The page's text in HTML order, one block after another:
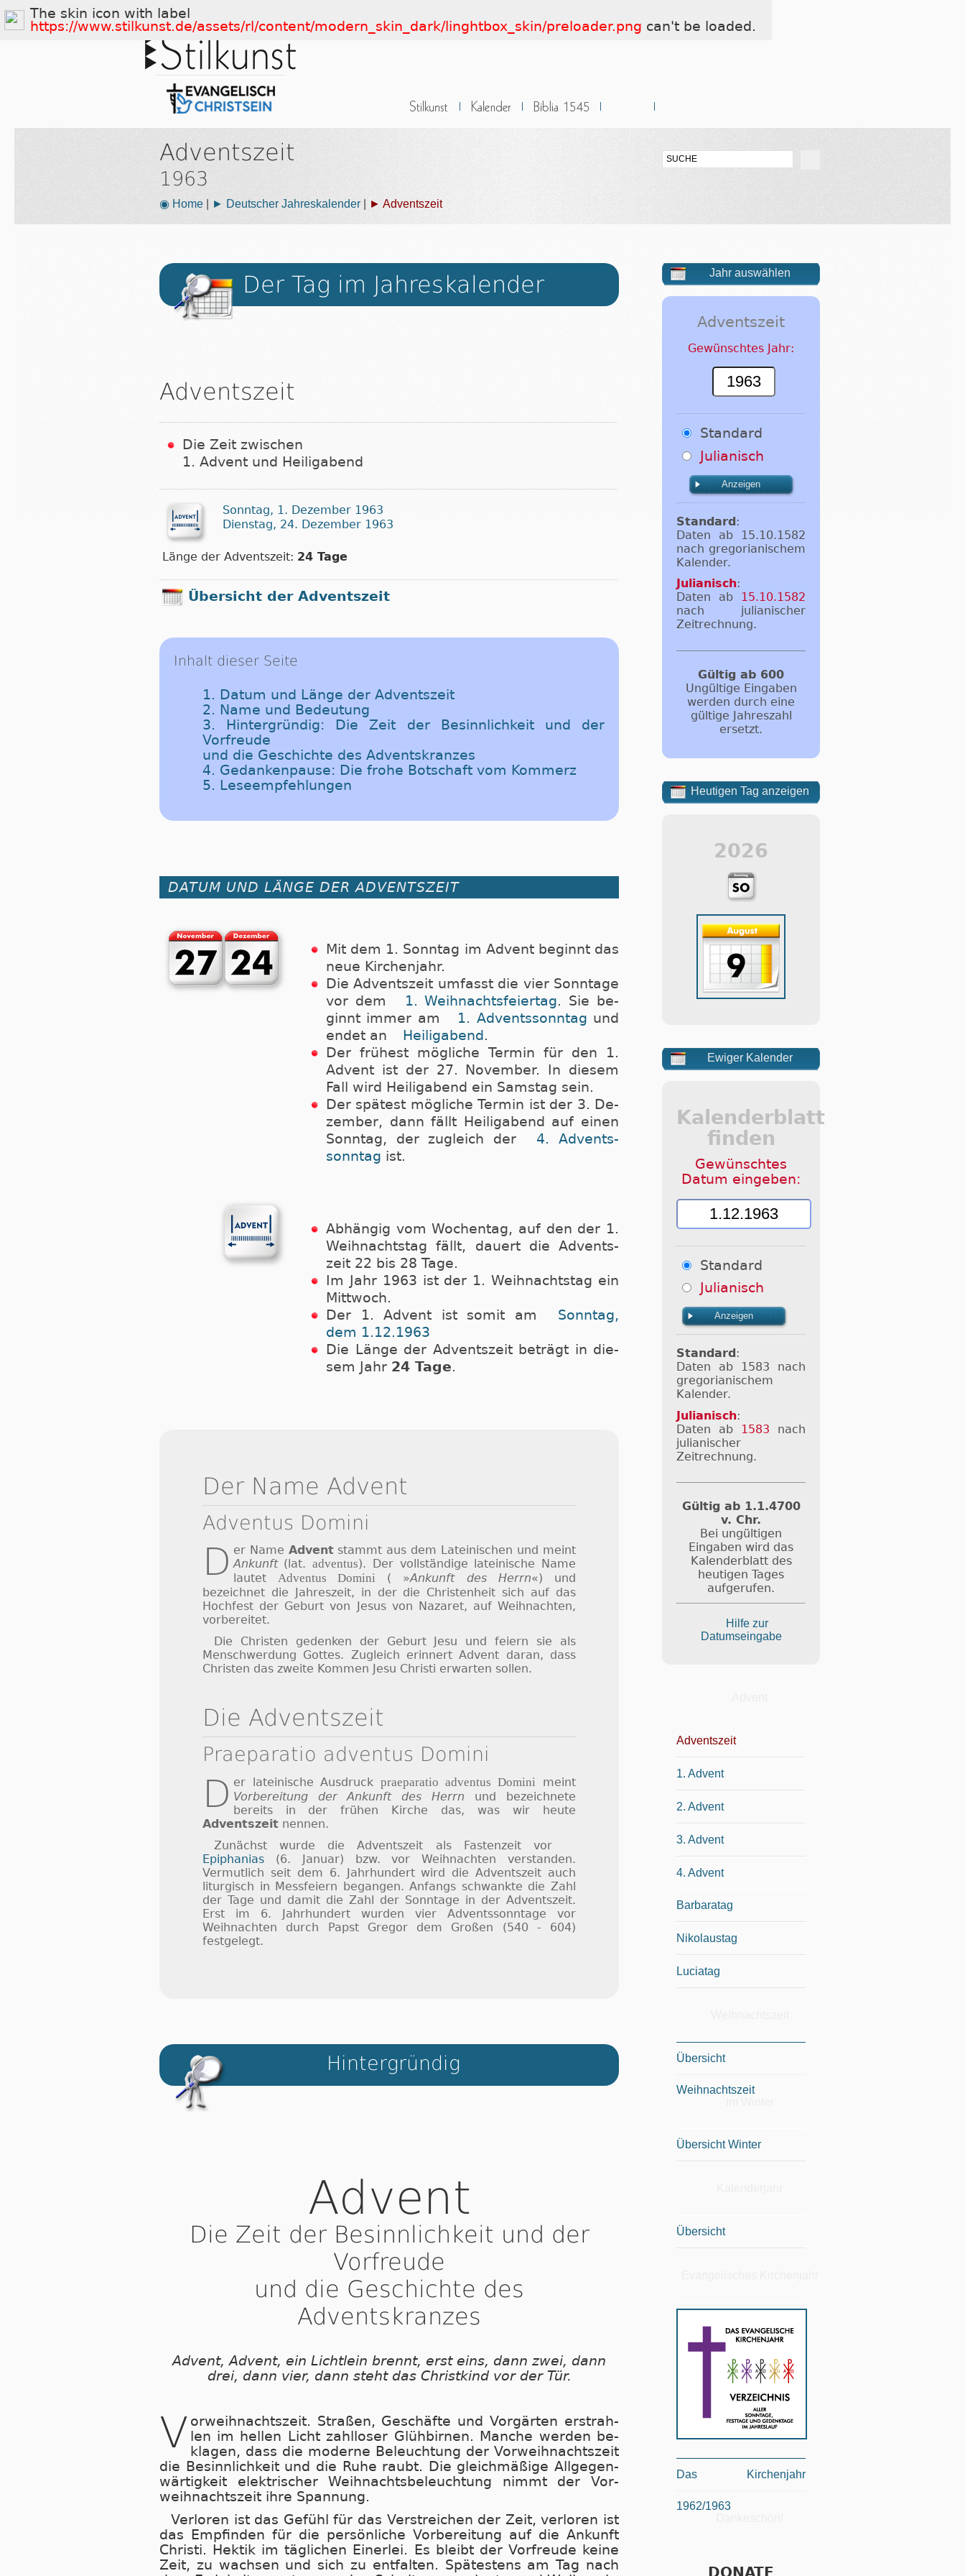
Adventszeit
1963
◉ Home ► Deutscher Jahreskalender ► Adventszeit
Der Tag im Jahreskalender
Adventszeit
Die Zeit zwischen
1. Advent und Heiligabend
Sonntag, 1. Dezember 1963
Dienstag, 24. Dezember 1963
Länge der Adventszeit: 24 Tage
Übersicht der Adventszeit
Inhalt dieser Seite
1. Datum und Länge der Adventszeit
2. Name und Bedeutung
3. Hintergründig: Die Zeit der Besinnlichkeit und der
Vorfreude
und die Geschichte des Adventskranzes
4. Gedankenpause: Die frohe Botschaft vom Kommerz
5. Leseempfehlungen
DATUM UND LÄNGE DER ADVENTSZEIT
Mit dem 1. Sonntag im Advent be­ginnt das
neue Kir­chen­jahr.
Die Adventszeit umfasst die vier Sonn­ta­ge
vor dem
1. Weih­nachts­fei­er­tag. Sie be­
ginnt im­mer am
1. Ad­vents­sonn­tag und
en­det an
Hei­lig­abend .
Der frühest mögliche Ter­min für den 1.
Ad­vent ist der 27. No­vem­ber. In die­sem
Fall wird Hei­lig­abend ein Sams­tag sein.
Der spätest mögliche Ter­min ist der 3. De­
zemb­er, dann fällt Hei­lig­abend auf einen
Sonn­tag, der zu­gleich der
4. Ad­vents­
sonn­tag ist.
Abhängig vom Wochentag, auf den der 1.
Weih­nachts­tag fällt, dau­ert die Ad­vents­
zeit 22 bis 28 Tage.
Im Jahr 1963 ist der 1. Weih­nachts­tag ein
Mittwoch.
Der 1. Advent ist so­mit am
Sonn­tag,
dem 1.12.1963
Die Länge der Ad­vents­zeit be­trägt in die­
sem Jahr 24 Ta­ge.
Der Name Advent
Adventus Domini
D er Name Adventstammt aus dem Lateinischen und meint
Ankunft(lat.adventus). Der vollständige lateinische Name
lautet Adventus Domini ( »Ankunft des Herrn«) und
bezeichnet die Jahreszeit, in der die Christenheit sich auf das
Hochfest der Geburt von Jesus von Nazaret, auf Weihnachten,
vorbereitet.
Die Christen gedenken der Geburt Jesu und feiern sie als
Menschwerdung Gottes. Zugleich erinnert Advent daran, dass
Christen das zweite Kommen Jesu Christi erwarten sollen.
Die Adventszeit
Praeparatio adventus Domini
D er lateinische Ausdruckpraeparatio adventus Domini
meint
Vorbereitung der Ankunft des Herrn und bezeichnete
bereits in der frühen Kirche das, was wir heute
Adventszeit nennen.
Zunächst wurde die Adventszeit als Fastenzeit vor
Epiphanias (6. Januar) bzw. vor Weihnachten verstanden.
Vermutlich seit dem 6. Jahrhundert wird die Adventszeit auch
liturgisch in Messfeiern begangen. Anfangs schwankte die Zahl
der Tage und damit die Zahl der Sonntage in der Adventszeit.
Erst im 6. Jahrhundert wurden vier Adventssonntage vor
Weihnachten durch Papst Gregor dem Großen (540 - 604)
festgelegt.
Hintergründig
Advent
Die Zeit der Besinnlichkeit und der
Vorfreude
und die Geschichte des
Adventskranzes
Advent, Advent, ein Lichtlein brennt, erst eins, dann zwei, dann
drei, dann vier, dann steht das Christkind vor der Tür.
V orweihnachtszeit. Straßen, Geschäfte und Vorgärten er­strah­
len im hel­len Licht zahl­lo­ser Glüh­bir­nen. Man­che wer­den be­
kla­gen, dass die mo­der­ne Be­leuch­tung der Vor­weih­nachts­zeit
die Be­sinn­lich­keit und die Ru­he raubt. Die gleich­mä­ßi­ge All­ge­gen­
wär­tig­keit elek­tri­scher Weih­nachts­be­leuch­tung nimmt der Vor­
weih­nachts­zeit ihre Span­nung.
Verloren ist das Gefühl für das Verstreichen der Zeit, ver­lo­ren ist
das Emp­fin­den für die per­sön­li­che Vor­be­rei­tung auf die An­kunft
Chris­ti. Hek­tik im täg­li­chen Ei­ner­lei. Es bleibt der Vor­freu­de kei­ne
Zeit, zu wach­sen und sich zu ent­fal­ten. Spätes­tens am Tag nach
Jahr auswählen
Adventszeit
Gewünschtes Jahr:
Standard
Julianisch
Standard:
Daten ab 15.10.1582
nach gregorianischem
Kalender.
Julianisch:
Daten ab 15.10.1582
nach julianischer
Zeitrechnung.
Gültig ab 600
Ungültige Eingaben
werden durch eine
gültige Jahreszahl
ersetzt.
Heutigen Tag anzeigen
2026
Ewiger Kalender
Kalenderblatt
finden
Gewünschtes
Datum eingeben:
Standard
Julianisch
Standard:
Daten ab 1583 nach
gregorianischem
Kalender.
Julianisch:
Daten ab 1583 nach
julianischer
Zeitrechnung.
Gültig ab 1.1.4700
v. Chr.
Bei ungültigen
Eingaben wird das
Kalenderblatt des
heutigen Tages
aufgerufen.
Hilfe zur
Datumseingabe
Adventszeit
1. Advent
2. Advent
3. Advent
4. Advent
Barbaratag
Nikolaustag
Luciatag
Übersicht
Weihnachtszeit
Übersicht Winter
Übersicht
Das Kirchenjahr
1962/1963
DONATE
The skin icon with label
https://www.stilkunst.de/assets/rl/content/modern_skin_dark/linghtbox_skin/preloader.png can't be loaded.